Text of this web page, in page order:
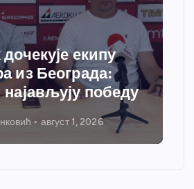
центар “Ћићевац”
систем
јул 31, 2026